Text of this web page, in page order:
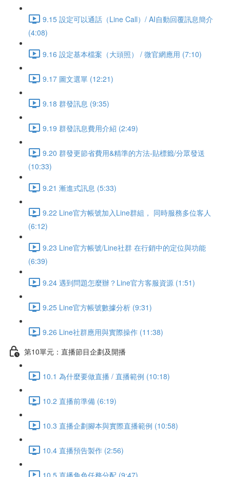
9.15 設定可以通話（Line Call）/ AI自動回覆訊息簡介
(4:08)
9.16 設定基本檔案（大頭照） / 微官網應用 (7:10)
9.17 圖文選單 (12:21)
9.18 群發訊息 (9:35)
9.19 群發訊息費用介紹 (2:49)
9.20 群發更節省費用&精準的方法-貼標籤/分眾發送
(10:33)
9.21 漸進式訊息 (5:33)
9.22 Line官方帳號加入Line群組， 同時服務多位客人
(6:12)
9.23 Line官方帳號/Line社群 在行銷中的定位與功能
(6:39)
9.24 遇到問題怎麼辦？Line官方客服資源 (1:51)
9.25 Line官方帳號數據分析 (9:31)
9.26 Line社群應用與實際操作 (11:38)
第10單元：直播節目企劃及開播
10.1 為什麼要做直播 / 直播範例 (10:18)
10.2 直播前準備 (6:19)
10.3 直播企劃腳本與實際直播範例 (10:58)
10.4 直播預告製作 (2:56)
10.5 直播角色任務分配 (9:47)